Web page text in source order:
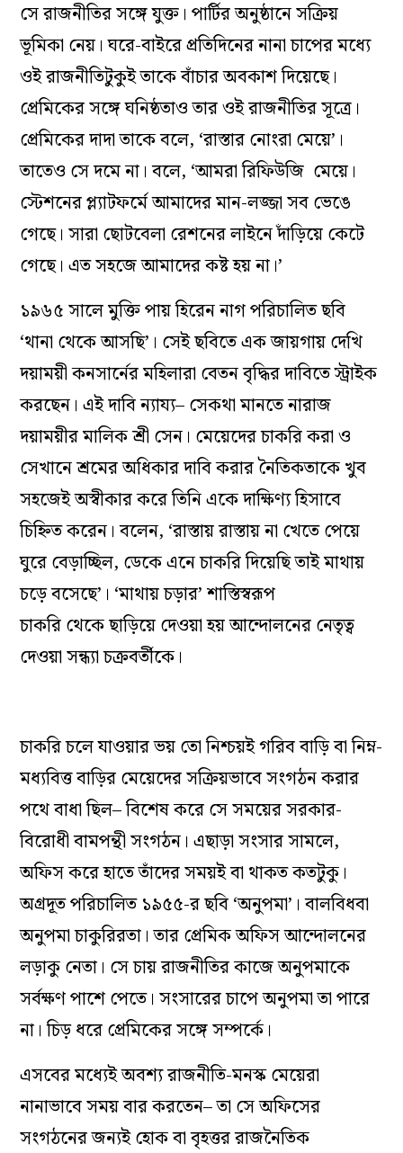
সে রাজনীতির সঙ্গে যুক্ত। পার্টির অনুষ্ঠানে সক্রিয়
ভূমিকা নেয়। ঘরে-বাইরে প্রতিদিনের নানা চাপের মধ্যে
ওই রাজনীতিটুকুই তাকে বাঁচার অবকাশ দিয়েছে।
প্রেমিকের সঙ্গে ঘনিষ্ঠতাও তার ওই রাজনীতির সূত্রে।
প্রেমিকের দাদা তাকে বলে, ‘রাস্তার নোংরা মেয়ে’।
তাতেও সে দমে না। বলে, ‘আমরা রিফিউজি মেয়ে।
স্টেশনের প্ল্যাটফর্মে আমাদের মান-লজ্জা সব ভেঙে
গেছে। সারা ছোটবেলা রেশনের লাইনে দাঁড়িয়ে কেটে
গেছে। এত সহজে আমাদের কষ্ট হয় না।’
১৯৬৫ সালে মুক্তি পায় হিরেন নাগ পরিচালিত ছবি
‘থানা থেকে আসছি’ । সেই ছবিতেএক জায়গায় দেখি
দয়াময়ী কনসার্নের মহিলারা বেতন বৃদ্ধির দাবিতে স্ট্রাইক
করছেন। এই দাবি ন্যায্য– সেকথামানতে নারাজ
দয়াময়ীর মালিক শ্রী সেন। মেয়েদের চাকরি করা ও
সেখানে শ্রমের অধিকার দাবি করার নৈতিকতাকে খুব
সহজেই অস্বীকার করে তিনি একে দাক্ষিণ্যহিসাবে
চিহ্নিত করেন। বলেন, ‘রাস্তায় রাস্তায় না খেতে পেয়ে
ঘুরে বেড়াচ্ছিল, ডেকে এনে চাকরি দিয়েছি তাই মাথায়
চড়ে বসেছে’। ‘মাথায় চড়ার’ শাস্তিস্বরূপ
চাকরিথেকেছাড়িয়ে দেওয়া হয় আন্দোলনের নেতৃত্ব
দেওয়াসন্ধ্যা চক্রবর্তীকে।
চাকরি চলে যাওয়ার ভয় তো নিশ্চয়ই গরিব বাড়ি বা নিম্ন-
মধ্যবিত্ত বাড়ির মেয়েদের সক্রিয়ভাবে সংগঠন করার
পথে বাধা ছিল– বিশেষ করে সে সময়ের সরকার-
বিরোধী বামপন্থী সংগঠন। এছাড়া সংসার সামলে,
অফিস করে হাতে তাঁদের সময়ই বা থাকত কতটুকু।
অগ্রদূত পরিচালিত ১৯৫৫-র ছবি ‘অনুপমা’। বালবিধবা
অনুপমা চাকুরিরতা। তার প্রেমিক অফিস আন্দোলনের
লড়াকু নেতা। সে চায় রাজনীতির কাজে অনুপমাকে
সর্বক্ষণ পাশে পেতে। সংসারের চাপে অনুপমা তা পারে
না। চিড় ধরে প্রেমিকের সঙ্গে সম্পর্কে।
এসবের মধ্যেই অবশ্য রাজনীতি-মনস্ক মেয়েরা
নানাভাবে সময় বার করতেন– তা সে অফিসের
সংগঠনের জন্যই হোক বা বৃহত্তর রাজনৈতিক